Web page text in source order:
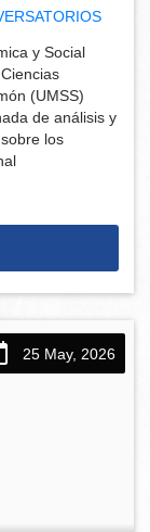
y Social
(UMSS)
de análisis y
los
25 May, 2026